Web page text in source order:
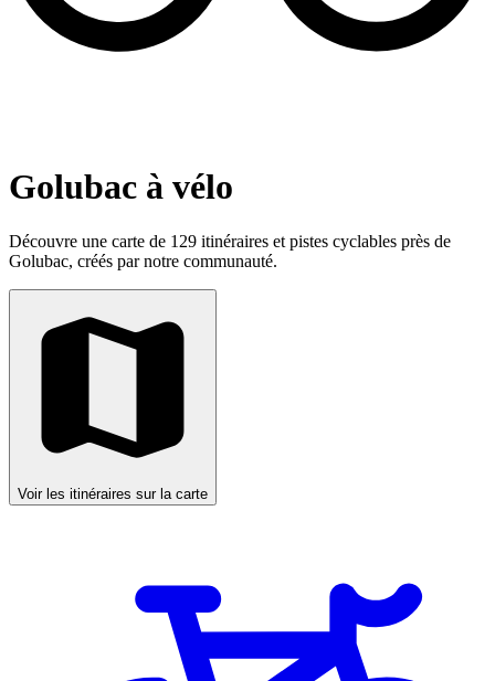
Golubac à vélo
Découvre une carte de 129 itinéraires et pistes cyclables près de
Golubac, créés par notre communauté.
Voir les itinéraires sur la carte